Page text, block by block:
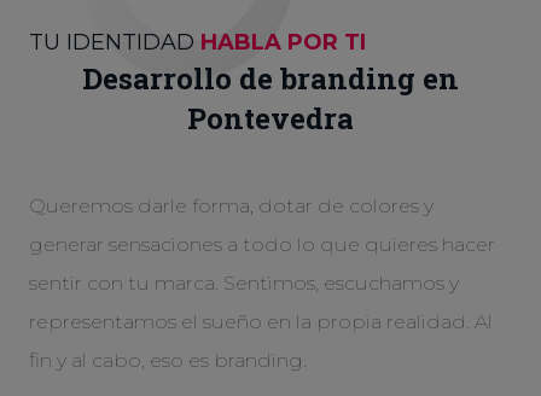
TU IDENTIDAD HABLA POR TI
Desarrollo de branding en
Pontevedra
Queremos darle forma, dotar de colores y
generar sensaciones a todo lo que quieres hacer
sentir con tu marca. Sentimos, escuchamos y
representamos el sueño en la propia realidad. Al
fin y al cabo, eso es branding.